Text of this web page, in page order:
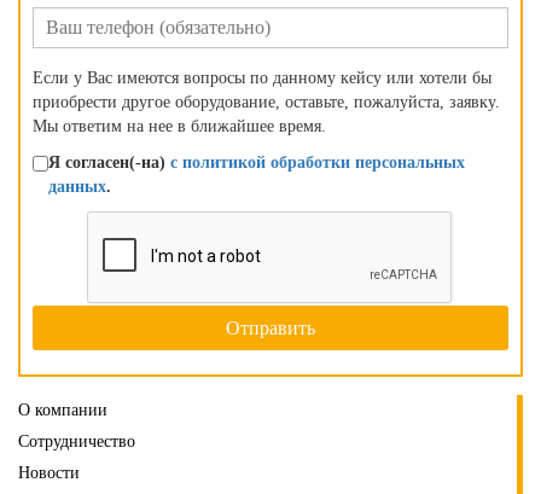
Если у Вас имеются вопросы по данному кейсу или хотели бы
приобрести другое оборудование, оставьте, пожалуйста, заявку.
Мы ответим на нее в ближайшее время.
Я согласен(-на) с политикой обработки персональных
данных.
О компании
Сотрудничество
Новости